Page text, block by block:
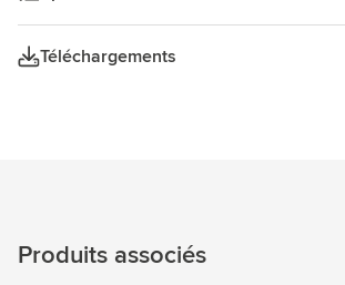
Téléchargements
Produits associés